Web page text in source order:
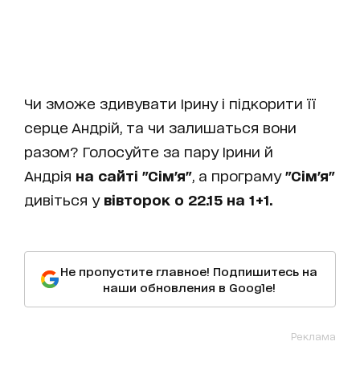
Чи зможе здивувати Ірину і підкорити її
серце Андрій, та чи залишаться вони
разом? Голосуйте за пару Ірини й
Андрія на сайті "Сім'я" , а програму "Сім'я"
дивіться увівторок о 22.15 на 1+1.
Не пропустите главное! Подпишитесь на
наши обновления в Google!
Реклама